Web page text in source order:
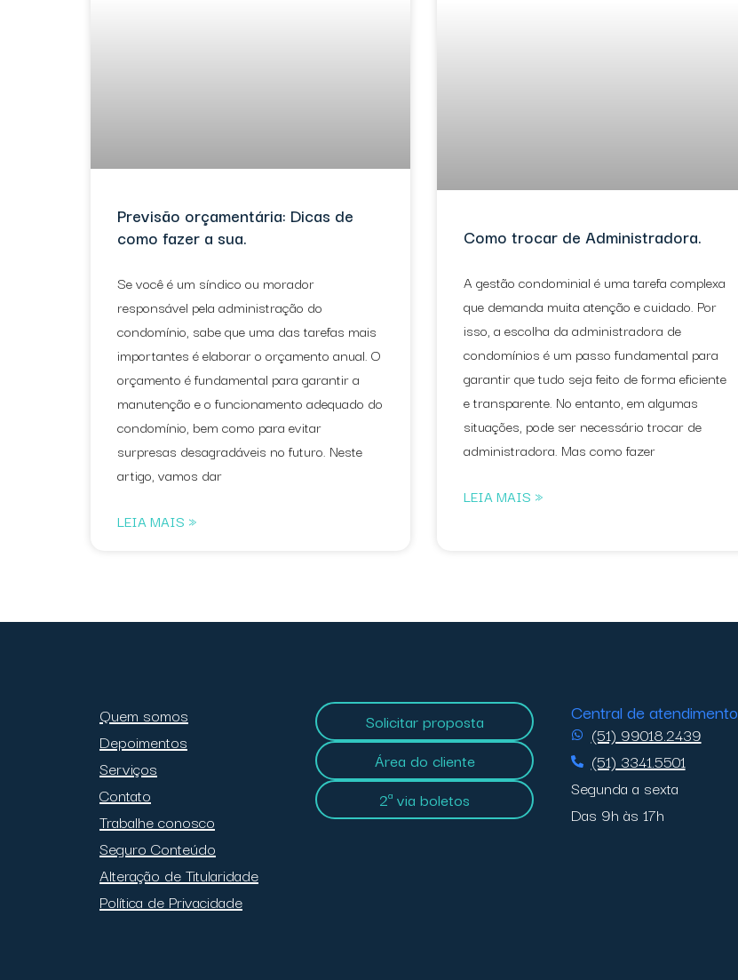
Previsão orçamentária: Dicas de
como fazer a sua.
Se você é um síndico ou morador
responsável pela administração do
condomínio, sabe que uma das tarefas mais
importantes é elaborar o orçamento anual. O
orçamento é fundamental para garantir a
manutenção e o funcionamento adequado do
condomínio, bem como para evitar
surpresas desagradáveis no futuro. Neste
artigo, vamos dar
LEIA MAIS »
Como trocar de Administradora.
A gestão condominial é uma tarefa complexa
que demanda muita atenção e cuidado. Por
isso, a escolha da administradora de
condomínios é um passo fundamental para
garantir que tudo seja feito de forma eficiente
e transparente. No entanto, em algumas
situações, pode ser necessário trocar de
administradora. Mas como fazer
LEIA MAIS »
Quem somos
Depoimentos
Serviços
Contato
Trabalhe conosco
Seguro Conteúdo
Alteração de Titularidade
Política de Privacidade
Solicitar proposta
Área do cliente
2ª via boletos
Central de atendimento
(51) 99018.2439
(51) 3341.5501
Segunda a sexta
Das 9h às 17h